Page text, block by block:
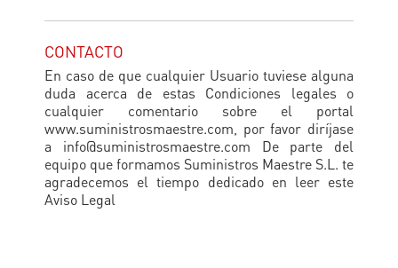
CONTACTO
En caso de que cualquier Usuario tuviese alguna
duda acerca de estas Condiciones legales o
cualquier comentario sobre el portal
www.suministrosmaestre.com, por favor diríjase
a info@suministrosmaestre.com De parte del
equipo que formamos Suministros Maestre S.L. te
agradecemos el tiempo dedicado en leer este
Aviso Legal